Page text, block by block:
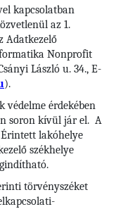
kapcsolatban
az 1.
Adatkezelő
Nonprofit
László u. 34., E-
).
védelme érdekében
soron kívül jár el. A
lakóhelye
székhelye
törvényszéket